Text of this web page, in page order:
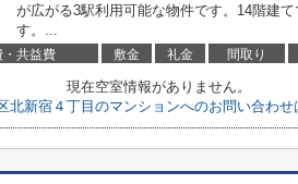
が広がる3駅利用可能な物件です。14階建
す。...
・共益費 敷金 礼金 間取り
現在空室情報がありません。
北新宿４丁目のマンションへのお問い合わせ